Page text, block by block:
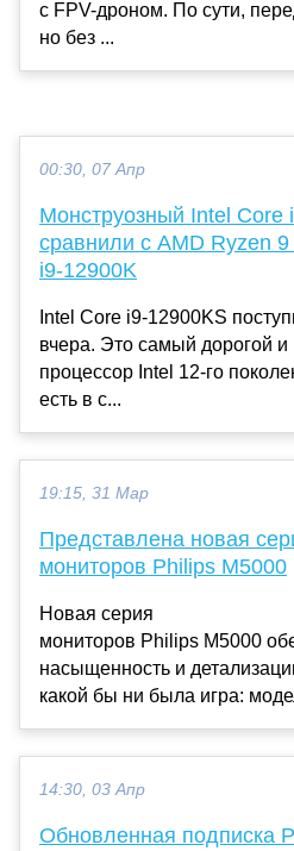
с FPV-дроном. По сути,
но без ...
00:30, 07 Апр
Монструозный Intel Core
сравнили с AMD Ryzen
i9-12900K
Intel Core i9-12900KS
вчера. Это самый дорогой и
процессор Intel 12-го
есть в с...
19:15, 31 Мар
Представлена новая
мониторов Philips M5000
Новая серия
мониторов Philips M5000
насыщенность и
какой бы ни была игра:
14:30, 03 Апр
Обновленная подписка